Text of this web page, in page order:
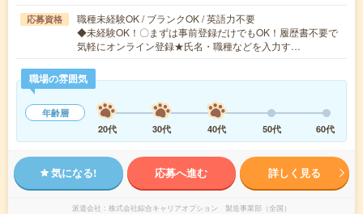
応募資格
職種未経験OK / ブランクOK / 英語力不要
◆未経験OK！〇まずは事前登録だけでもOK！履歴書不要で
気軽にオンライン登録★氏名・職種などを入力す…
職場の雰囲気
年齢層
20代
30代 40代 50代 60代
気になる! 応募へ進む 詳しく見る
派遣会社 株式会社綜合キャリアオプション 製造事業部（全国）